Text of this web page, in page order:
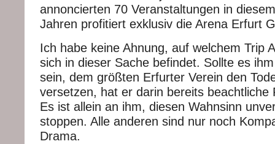
annoncierten 70 Veranstaltungen in
Jahren profitiert exklusiv die Arena Erfurt
Ich habe keine Ahnung, auf welchem Trip
sich in dieser Sache befindet. Sollte es
sein, dem größten Erfurter Verein den
versetzen, hat er darin bereits beachtliche
Es ist allein an ihm, diesen Wahnsinn
stoppen. Alle anderen sind nur noch
Drama.